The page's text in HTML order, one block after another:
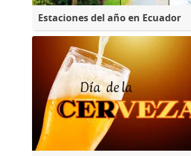
Estaciones del año en Ecuador